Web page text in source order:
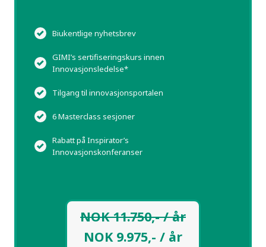
Biukentlige nyhetsbrev
GIMI’s sertifiseringskurs innen
Innovasjonsledelse*
Tilgang til innovasjonsportalen
6 Masterclass sesjoner
Rabatt på Inspirator’s
Innovasjonskonferanser
NOK 11.750,- / år
NOK 9.975,- / år